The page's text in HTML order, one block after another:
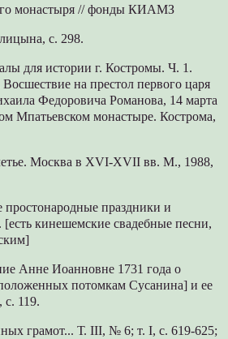
монастыря // фонды КИАМЗ
с. 298.
для истории г. Костромы. Ч. 1.
на престол первого царя
Федоровича Романова, 14 марта
Мпатьевском монастыре. Кострома,
Москва в XVI-XVII вв. М., 1988,
праздники и
кинешемские свадебные песни,
Анне Иоанновне 1731 года о
потомкам Сусанина] и ее
119.
грамот... Т. III, № 6; т. I, с. 619-625;